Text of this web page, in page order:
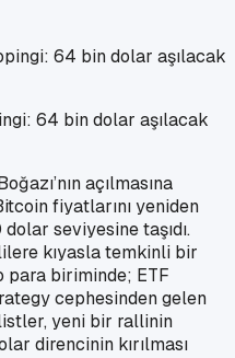
64 bin dolar aşılacak
açılmasına
fiyatlarını yeniden
seviyesine taşıdı.
kıyasla temkinli bir
biriminde; ETF
cephesinden gelen
yeni bir rallinin
direncinin kırılması